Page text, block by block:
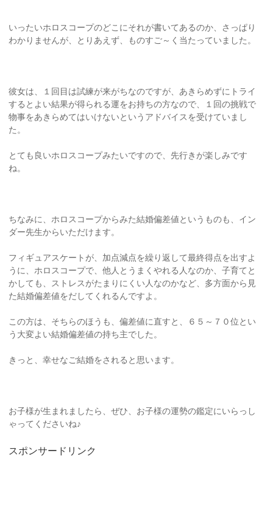
いったいホロスコープのどこにそれが書いてあるのか、さっぱり
わかりませんが、とりあえず、ものすご～く当たっていました。
彼女は、１回目は試練が来がちなのですが、あきらめずにトライ
するとよい結果が得られる運をお持ちの方なので、１回の挑戦で
物事をあきらめてはいけないというアドバイスを受けていまし
た。
とても良いホロスコープみたいですので、先行きが楽しみです
ね。
ちなみに、ホロスコープからみた結婚偏差値というものも、イン
ダー先生からいただけます。
フィギュアスケートが、加点減点を繰り返して最終得点を出すよ
うに、ホロスコープで、他人とうまくやれる人なのか、子育てと
かしても、ストレスがたまりにくい人なのかなど、多方面から見
た結婚偏差値をだしてくれるんですよ。
この方は、そちらのほうも、偏差値に直すと、６５～７０位とい
う大変よい結婚偏差値の持ち主でした。
きっと、幸せなご結婚をされると思います。
お子様が生まれましたら、ぜひ、お子様の運勢の鑑定にいらっし
ゃってくださいね♪
スポンサードリンク